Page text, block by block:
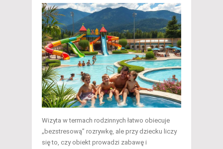
Wizyta w termach rodzinnych łatwo obiecuje
„bezstresową” rozrywkę, ale przy dziecku liczy
się to, czy obiekt prowadzi zabawę i